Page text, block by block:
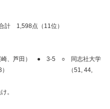
計　1,598点（11位）
、芦田）　●　3-5　○　同志社大学
）　　　　　　　　　　（51, 44,
。